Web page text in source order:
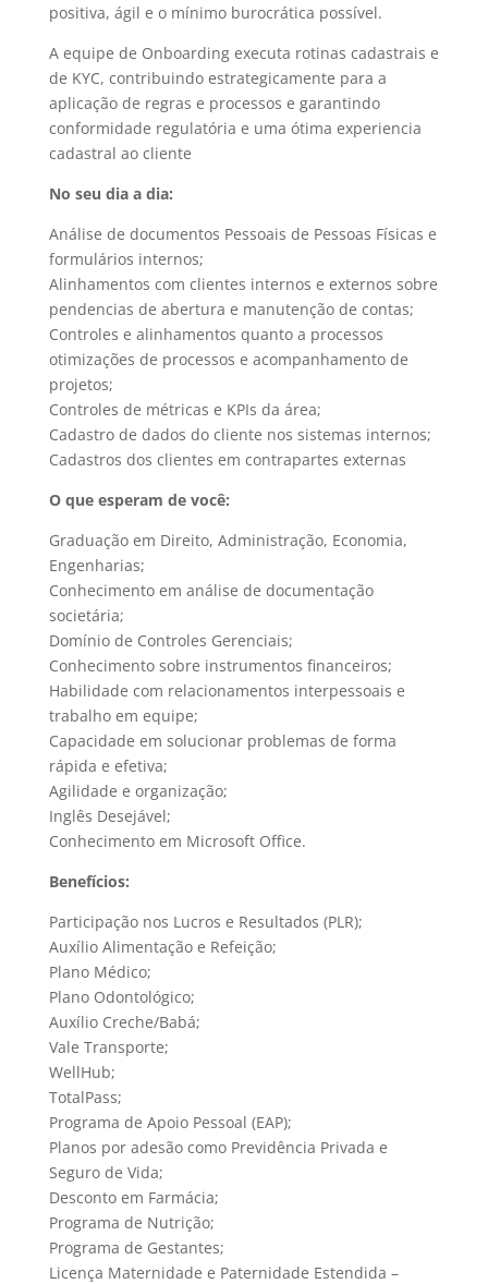
positiva, ágil e o mínimo burocrática possível.
A equipe de Onboarding executa rotinas cadastrais e
de KYC, contribuindo estrategicamente para a
aplicação de regras e processos e garantindo
conformidade regulatória e uma ótima experiencia
cadastral ao cliente
No seu dia a dia:
Análise de documentos Pessoais de Pessoas Físicas e
formulários internos;
Alinhamentos com clientes internos e externos sobre
pendencias de abertura e manutenção de contas;
Controles e alinhamentos quanto a processos
otimizações de processos e acompanhamento de
projetos;
Controles de métricas e KPIs da área;
Cadastro de dados do cliente nos sistemas internos;
Cadastros dos clientes em contrapartes externas
O que esperam de você:
Graduação em Direito, Administração, Economia,
Engenharias;
Conhecimento em análise de documentação
societária;
Domínio de Controles Gerenciais;
Conhecimento sobre instrumentos financeiros;
Habilidade com relacionamentos interpessoais e
trabalho em equipe;
Capacidade em solucionar problemas de forma
rápida e efetiva;
Agilidade e organização;
Inglês Desejável;
Conhecimento em Microsoft Office.
Benefícios:
Participação nos Lucros e Resultados (PLR);
Auxílio Alimentação e Refeição;
Plano Médico;
Plano Odontológico;
Auxílio Creche/Babá;
Vale Transporte;
WellHub;
TotalPass;
Programa de Apoio Pessoal (EAP);
Planos por adesão como Previdência Privada e
Seguro de Vida;
Desconto em Farmácia;
Programa de Nutrição;
Programa de Gestantes;
Licença Maternidade e Paternidade Estendida –